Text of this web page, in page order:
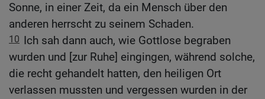
Sonne, in einer Zeit, da ein Mensch über den
anderen herrscht zu seinem Schaden.
10 Ich sah dann auch, wie Gottlose begraben
wurden und [zur Ruhe] eingingen, während solche,
die recht gehandelt hatten, den heiligen Ort
verlassen mussten und vergessen wurden in der